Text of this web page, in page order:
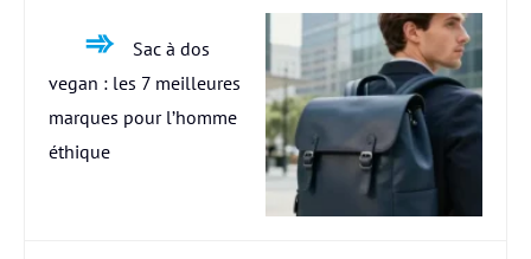
Sac à dos
vegan : les 7 meilleures
marques pour l’homme
éthique